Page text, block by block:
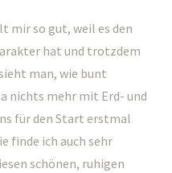
mir so gut, weil es den
hat und trotzdem
man, wie bunt
nichts mehr mit Erd- und
für den Start erstmal
finde ich auch sehr
schönen, ruhigen